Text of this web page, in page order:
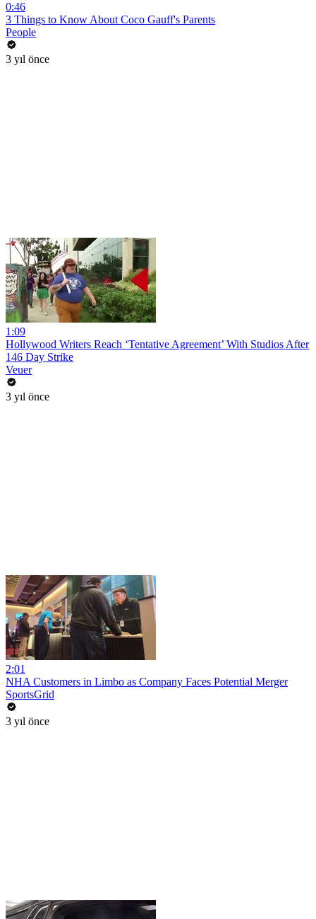
0:46
3 Things to Know About Coco Gauff's Parents
People
3 yıl önce
1:09
Hollywood Writers Reach ‘Tentative Agreement’ With Studios After
146 Day Strike
Veuer
3 yıl önce
2:01
NHA Customers in Limbo as Company Faces Potential Merger
SportsGrid
3 yıl önce